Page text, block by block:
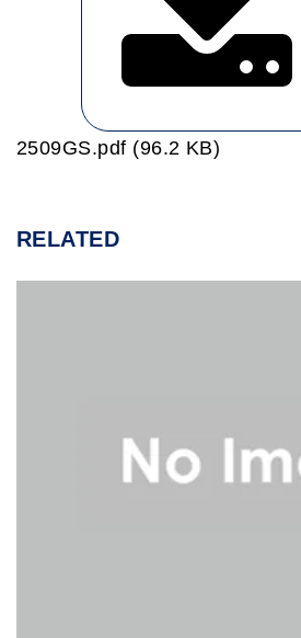
2509GS.pdf (96.2 KB)
RELATED